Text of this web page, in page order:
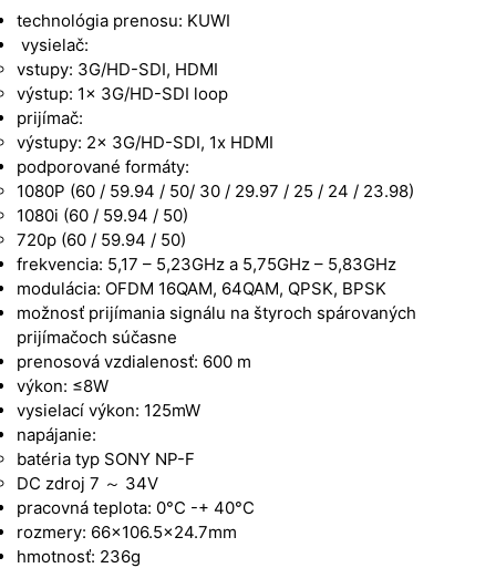
technológia prenosu: KUWI
vysielač:
vstupy: 3G/HD-SDI, HDMI
výstup: 1x 3G/HD-SDI loop
prijímač:
výstupy: 2x 3G/HD-SDI, 1x HDMI
podporované formáty:
1080P (60 / 59.94 / 50/ 30 / 29.97 / 25 / 24 / 23.98)
1080i (60 / 59.94 / 50)
720p (60 / 59.94 / 50)
frekvencia: 5,17 – 5,23GHz a 5,75GHz – 5,83GHz
modulácia: OFDM 16QAM, 64QAM, QPSK, BPSK
možnosť prijímania signálu na štyroch spárovaných
prijímačoch súčasne
prenosová vzdialenosť: 600 m
výkon: ≤8W
vysielací výkon: 125mW
napájanie:
batéria typ SONY NP-F
DC zdroj 7 ～ 34V
pracovná teplota: 0°C -+ 40°C
rozmery: 66×106.5×24.7mm
hmotnosť: 236g